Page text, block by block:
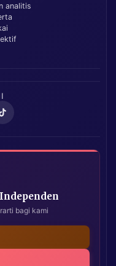
analitis
bagi kami